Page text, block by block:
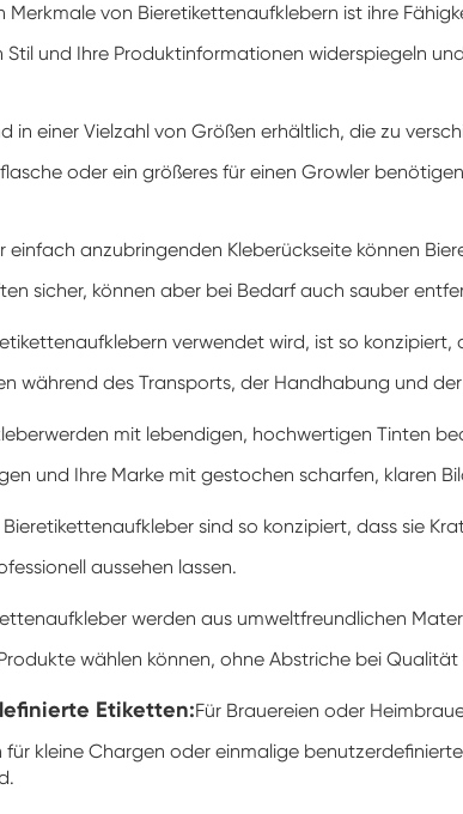
Merkmale von Bieretikettenaufklebern ist ihre
und Ihre Produktinformationen widerspiegeln
in einer Vielzahl von Größen erhältlich, die zu
oder ein größeres für einen Growler
einfach anzubringenden Kleberückseite können
sicher, können aber bei Bedarf auch sauber
verwendet wird, ist so
während des Transports, der Handhabung und
werden mit lebendigen, hochwertigen Tinten
und Ihre Marke mit gestochen scharfen, klaren
Bieretikettenaufkleber sind so konzipiert, dass sie
aussehen lassen.
werden aus umweltfreundlichen
wählen können, ohne Abstriche bei
Etiketten:Für Brauereien oder
kleine Chargen oder einmalige